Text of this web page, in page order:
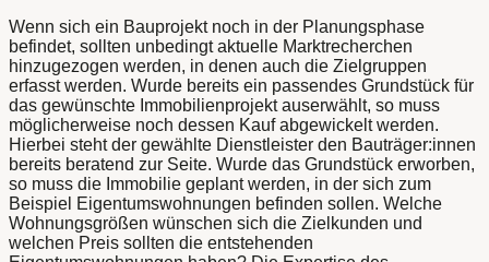
Wenn sich ein Bauprojekt noch in der Planungsphase
befindet, sollten unbedingt aktuelle Marktrecherchen
hinzugezogen werden, in denen auch die Zielgruppen
erfasst werden. Wurde bereits ein passendes Grundstück für
das gewünschte Immobilienprojekt auserwählt, so muss
möglicherweise noch dessen Kauf abgewickelt werden.
Hierbei steht der gewählte Dienstleister den Bauträger:innen
bereits beratend zur Seite. Wurde das Grundstück erworben,
so muss die Immobilie geplant werden, in der sich zum
Beispiel Eigentumswohnungen befinden sollen. Welche
Wohnungsgrößen wünschen sich die Zielkunden und
welchen Preis sollten die entstehenden